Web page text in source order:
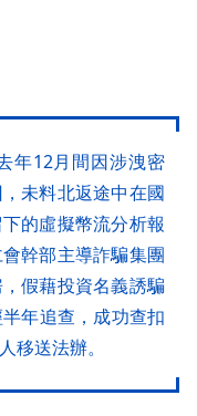
年12月間因涉洩密
未料北返途中在國
的虛擬幣流分析報
幹部主導詐騙集團
假藉投資名義誘騙
年追查，成功查扣
移送法辦。